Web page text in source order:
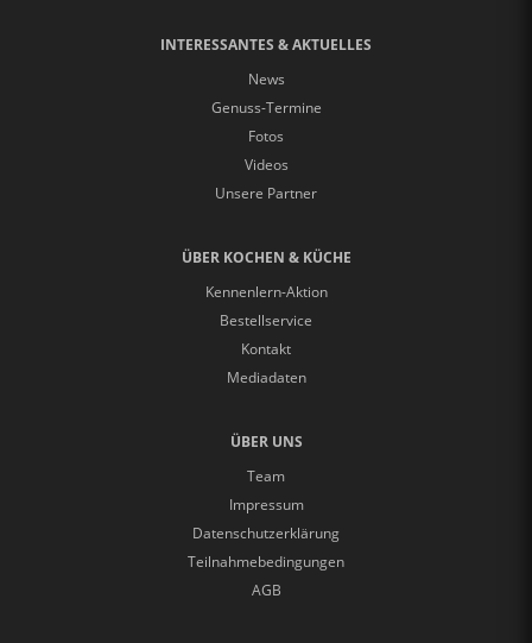
INTERESSANTES & AKTUELLES
News
Genuss-Termine
Fotos
Videos
Unsere Partner
ÜBER KOCHEN & KÜCHE
Kennenlern-Aktion
Bestellservice
Kontakt
Mediadaten
ÜBER UNS
Team
Impressum
Datenschutzerklärung
Teilnahmebedingungen
AGB